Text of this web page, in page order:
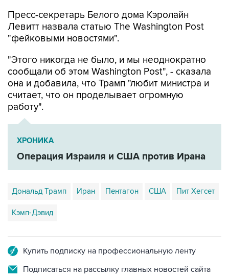
Пресс-секретарь Белого дома Кэролайн
Левитт назвала статью The Washington Post
"фейковыми новостями".
"Этого никогда не было, и мы неоднократно
сообщали об этом Washington Post", - сказала
она и добавила, что Трамп "любит министра и
считает, что он проделывает огромную
работу".
ХРОНИКА
Операция Израиля и США против Ирана
Дональд Трамп Иран Пентагон США Пит Хегсет
Кэмп-Дэвид
Купить подписку на профессиональную ленту
Подписаться на рассылку главных новостей сайта